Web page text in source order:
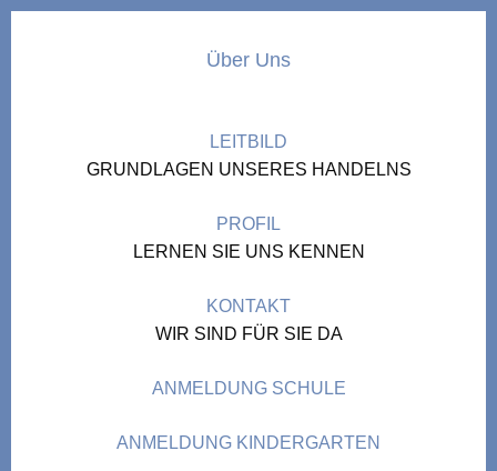
Über Uns
LEITBILD
GRUNDLAGEN UNSERES HANDELNS
PROFIL
LERNEN SIE UNS KENNEN
KONTAKT
WIR SIND FÜR SIE DA
ANMELDUNG SCHULE
ANMELDUNG KINDERGARTEN